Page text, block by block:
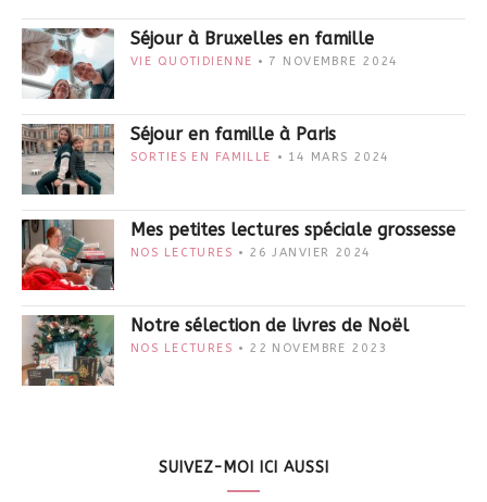
Séjour à Bruxelles en famille
VIE QUOTIDIENNE 7 NOVEMBRE 2024
Séjour en famille à Paris
SORTIES EN FAMILLE 14 MARS 2024
Mes petites lectures spéciale grossesse
NOS LECTURES 26 JANVIER 2024
Notre sélection de livres de Noël
NOS LECTURES 22 NOVEMBRE 2023
SUIVEZ-MOI ICI AUSSI